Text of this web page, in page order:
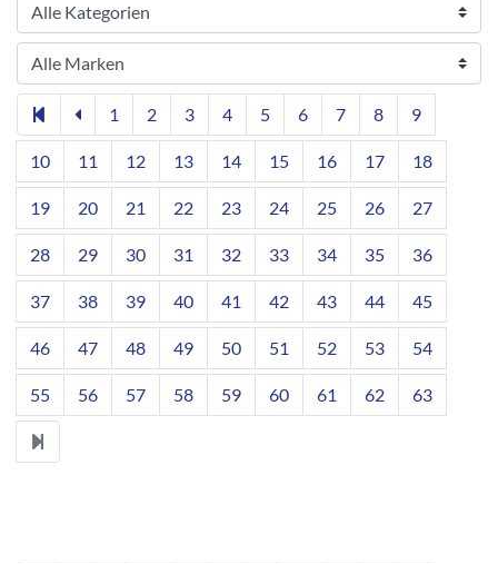
1 2 3 4 5 6 7 8 9
10 11 12 13 14 15 16 17 18
19 20 21 22 23 24 25 26 27
28 29 30 31 32 33 34 35 36
37 38 39 40 41 42 43 44 45
46 47 48 49 50 51 52 53 54
55 56 57 58 59 60 61 62 63